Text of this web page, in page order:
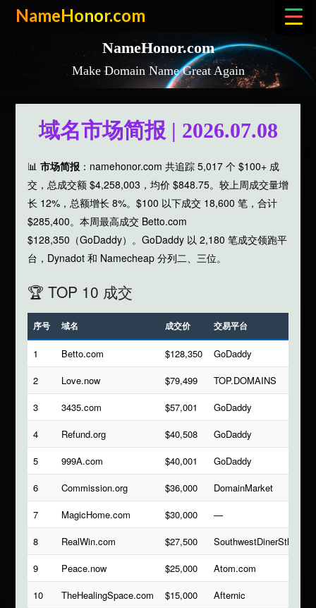
Skip
content
NameHonor.com
NameHonor.com
Make Domain Name Great Again
域名市场简报 | 2026.07.08
📊 市场简报：namehonor.com 共追踪 5,017 个 $100+ 成
交，总成交额 $4,258,003，均价 $848.75。较上周成交量增
长 12%，总额增长 8%。$100 以下成交 18,600 笔，合计
$285,400。本周最高成交 Betto.com
$128,350（GoDaddy）。GoDaddy 以 2,180 笔成交领跑平
台，Dynadot 和 Namecheap 分列二、三位。
🏆 TOP 10 成交
序号 域名 成交价 交易平台
1 Betto.com $128,350
GoDaddy
2
Love.now $79,499
TOP.DOMAINS
3
3435.com $57,001
GoDaddy
4
Refund.org $40,508
GoDaddy
5
999A.com $40,001
GoDaddy
6
Commission.org $36,000
DomainMarket
7
MagicHome.com $30,000
—
8
RealWin.com $27,500
SouthwestDinerStl
9
Peace.now $25,000
Atom.com
10
TheHealingSpace.com $15,000 Afternic